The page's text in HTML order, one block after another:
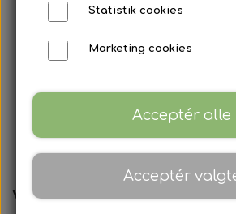
Volkswagen -
Statistik cookies
Marketing cookies
Acceptér alle
Acceptér